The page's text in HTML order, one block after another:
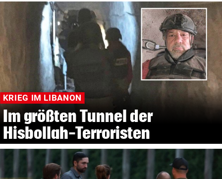
KRIEG IM LIBANON
Im größten Tunnel der
Hisbollah-Terroristen